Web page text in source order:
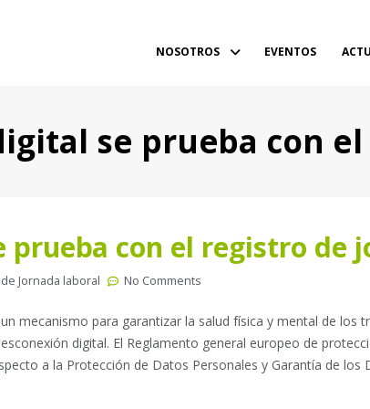
NOSOTROS EVENTOS
se prueba con
prueba con el registro de
Jornada laboral No Comments
mecanismo para garantizar la salud física y mental de los
digital. El Reglamento general europeo de
a la Protección de Datos Personales y Garantía de los